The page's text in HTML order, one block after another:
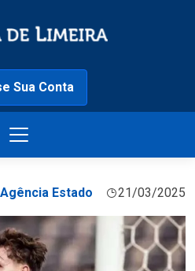
Sua Conta
Agência Estado 21/03/2025